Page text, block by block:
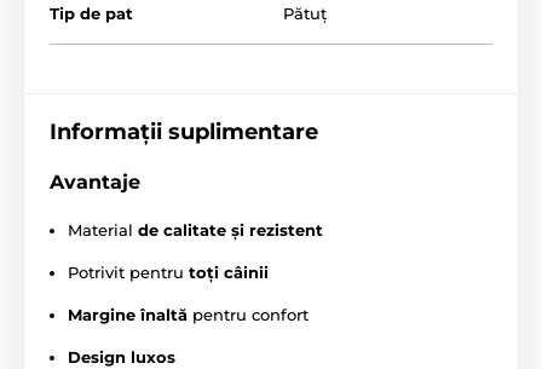
poate varia ușor, cu maxim 2-4 cm.)
expresă. Imaginile au doar caracter ilustrativ.
Paturi și culcușuri pentru câini
Pentru câini mici
Tip de pat Pătuț
Informații suplimentare
Avantaje
Material de calitate și rezistent
Potrivit pentru toți câinii
Margine înaltă pentru confort
Design luxos